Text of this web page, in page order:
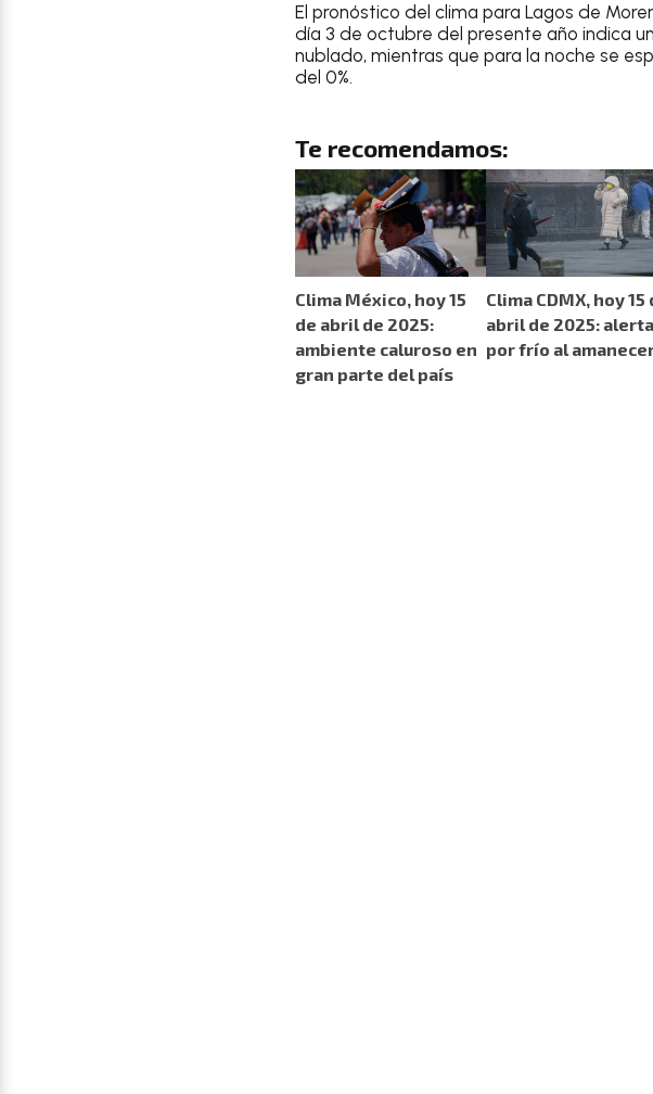
El pronóstico del clima para Lagos de
día 3 de octubre del presente año indica
nublado, mientras que para la noche se
del 0%.
Te recomendamos:
Clima México, hoy 15
de abril de 2025:
ambiente caluroso en
gran parte del país
Clima CDMX, hoy 15
abril de 2025: alerta
por frío al